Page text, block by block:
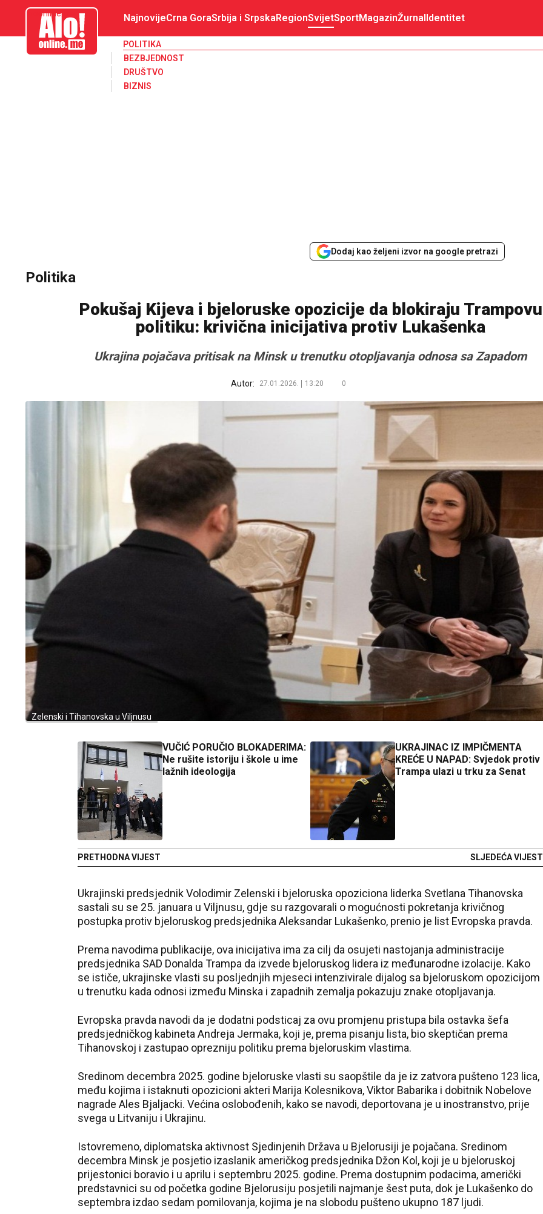
aloonline.me NajnovijeCrna GoraSrbija i SrpskaRegionSvijetSportMagazinŽurnalIdentitet
POLITIKA
BEZBJEDNOST
DRUŠTVO
BIZNIS
Dodaj kao željeni izvor na google pretrazi
Politika
Pokušaj Kijeva i bjeloruske opozicije da blokiraju Trampovu
politiku: krivična inicijativa protiv Lukašenka
Ukrajina pojačava pritisak na Minsk u trenutku otopljavanja odnosa sa Zapadom
Autor: 27.01.2026. 13:20 0
Zelenski i Tihanovska u Viljnusu
VUČIĆ PORUČIO BLOKADERIMA:
Ne rušite istoriju i škole u ime
lažnih ideologija
PRETHODNA VIJEST
UKRAJINAC IZ IMPIČMENTA
KREĆE U NAPAD: Svjedok protiv
Trampa ulazi u trku za Senat
SLJEDEĆA VIJEST
Ukrajinski predsjednik Volodimir Zelenski i bjeloruska opoziciona liderka Svetlana Tihanovska
sastali su se 25. januara u Viljnusu, gdje su razgovarali o mogućnosti pokretanja krivičnog
postupka protiv bjeloruskog predsjednika Aleksandar Lukašenko, prenio je list Evropska pravda.
Prema navodima publikacije, ova inicijativa ima za cilj da osujeti nastojanja administracije
predsjednika SAD Donalda Trampa da izvede bjeloruskog lidera iz međunarodne izolacije. Kako
se ističe, ukrajinske vlasti su posljednjih mjeseci intenzivirale dijalog sa bjeloruskom opozicijom
u trenutku kada odnosi između Minska i zapadnih zemalja pokazuju znake otopljavanja.
Evropska pravda navodi da je dodatni podsticaj za ovu promjenu pristupa bila ostavka šefa
predsjedničkog kabineta Andreja Jermaka, koji je, prema pisanju lista, bio skeptičan prema
Tihanovskoj i zastupao oprezniju politiku prema bjeloruskim vlastima.
Sredinom decembra 2025. godine bjeloruske vlasti su saopštile da je iz zatvora pušteno 123 lica,
među kojima i istaknuti opozicioni akteri Marija Kolesnikova, Viktor Babarika i dobitnik Nobelove
nagrade Ales Bjaljacki. Većina oslobođenih, kako se navodi, deportovana je u inostranstvo, prije
svega u Litvaniju i Ukrajinu.
Istovremeno, diplomatska aktivnost Sjedinjenih Država u Bjelorusiji je pojačana. Sredinom
decembra Minsk je posjetio izaslanik američkog predsjednika Džon Kol, koji je u bjeloruskoj
prijestonici boravio i u aprilu i septembru 2025. godine. Prema dostupnim podacima, američki
predstavnici su od početka godine Bjelorusiju posjetili najmanje šest puta, dok je Lukašenko do
septembra izdao sedam pomilovanja, kojima je na slobodu pušteno ukupno 187 ljudi.